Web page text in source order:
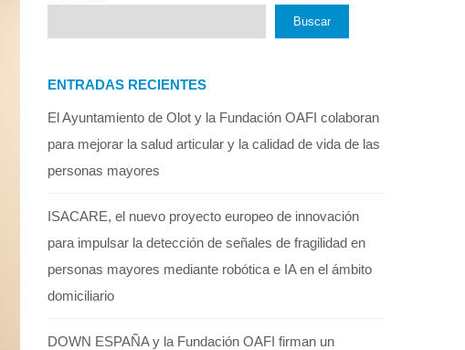
Buscar
ENTRADAS RECIENTES
El Ayuntamiento de Olot y la Fundación OAFI colaboran
para mejorar la salud articular y la calidad de vida de las
personas mayores
ISACARE, el nuevo proyecto europeo de innovación
para impulsar la detección de señales de fragilidad en
personas mayores mediante robótica e IA en el ámbito
domiciliario
DOWN ESPAÑA y la Fundación OAFI firman un